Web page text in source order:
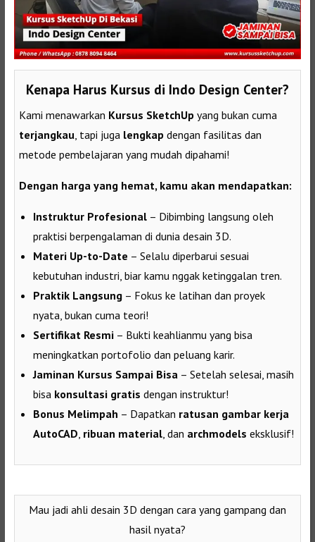
Kenapa Harus Kursus di Indo Design Center?
Kami menawarkan Kursus SketchUpyang bukan cuma
terjangkau , tapi juga lengkap dengan fasilitas dan
metode pembelajaran yang mudah dipahami!
Dengan harga yang hemat, kamu akan mendapatkan:
Instruktur Profesional– Dibimbing langsung oleh
praktisi berpengalaman di dunia desain 3D.
Materi Up-to-Date – Selalu diperbarui sesuai
kebutuhan industri, biar kamu nggak ketinggalan tren.
Praktik Langsung– Fokus ke latihan dan proyek
nyata, bukan cuma teori!
Sertifikat Resmi– Bukti keahlianmu yang bisa
meningkatkan portofolio dan peluang karir.
Jaminan Kursus Sampai Bisa – Setelah selesai, masih
bisa konsultasi gratis dengan instruktur!
Bonus Melimpah – Dapatkan ratusan gambar kerja
AutoCAD ribuan material, dan archmodels eksklusif!
Mau jadi ahli desain 3D dengan cara yang gampang dan
hasil nyata?